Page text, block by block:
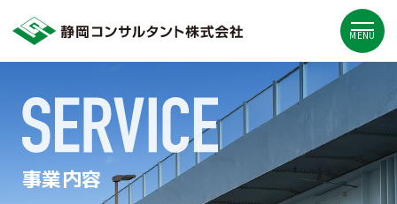
MENU
事業内容